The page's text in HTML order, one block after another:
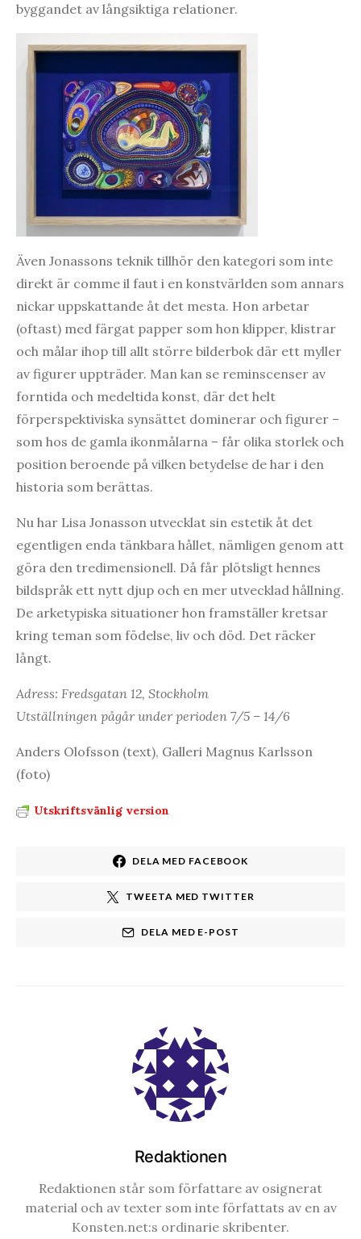
byggandet av långsiktiga relationer.
Även Jonassons teknik tillhör den kategori som inte
direkt är comme il faut i en konstvärlden som annars
nickar uppskattande åt det mesta. Hon arbetar
(oftast) med färgat papper som hon klipper, klistrar
och målar ihop till allt större bilderbok där ett myller
av figurer uppträder. Man kan se reminscenser av
forntida och medeltida konst, där det helt
förperspektiviska synsättet dominerar och figurer –
som hos de gamla ikonmålarna – får olika storlek och
position beroende på vilken betydelse de har i den
historia som berättas.
Nu har Lisa Jonasson utvecklat sin estetik åt det
egentligen enda tänkbara hållet, nämligen genom att
göra den tredimensionell. Då får plötsligt hennes
bildspråk ett nytt djup och en mer utvecklad hållning.
De arketypiska situationer hon framställer kretsar
kring teman som födelse, liv och död. Det räcker
långt.
Adress: Fredsgatan 12, Stockholm
Utställningen pågår under perioden 7/5 – 14/6
Anders Olofsson (text), Galleri Magnus Karlsson
(foto)
Utskriftsvänlig version
DELA MED FACEBOOK
TWEETA MED TWITTER
DELA MED E-POST
Redaktionen
Redaktionen står som författare av osignerat
material och av texter som inte författats av en av
Konsten.net:s ordinarie skribenter.